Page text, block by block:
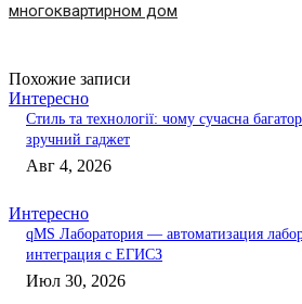
многоквартирном дом
Похожие записи
Интересно
Стиль та технології: чому сучасна
зручний гаджет
Авг 4, 2026
Интересно
qMS Лаборатория — автоматизация
интеграция с ЕГИСЗ
Июл 30, 2026